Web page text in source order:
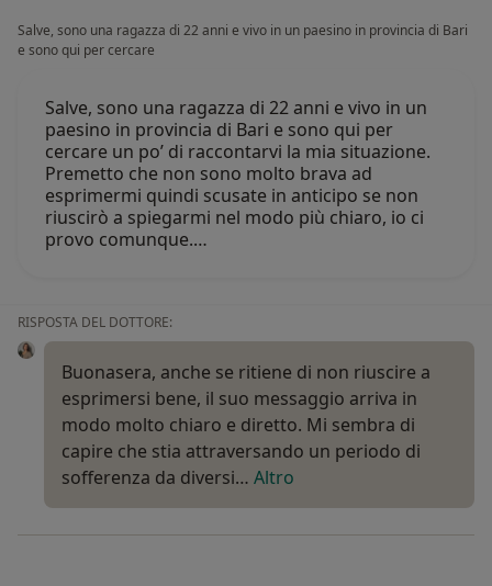
Salve, sono una ragazza di 22 anni e vivo in un paesino in provincia di Bari
e sono qui per cercare
Salve, sono una ragazza di 22 anni e vivo in un
paesino in provincia di Bari e sono qui per
cercare un po’ di raccontarvi la mia situazione.
Premetto che non sono molto brava ad
esprimermi quindi scusate in anticipo se non
riuscirò a spiegarmi nel modo più chiaro, io ci
provo comunque.…
RISPOSTA DEL DOTTORE:
Buonasera, anche se ritiene di non riuscire a
esprimersi bene, il suo messaggio arriva in
modo molto chiaro e diretto. Mi sembra di
capire che stia attraversando un periodo di
sofferenza da diversi… Altro